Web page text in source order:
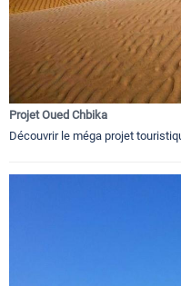
Projet Oued Chbika
Découvrir le méga projet